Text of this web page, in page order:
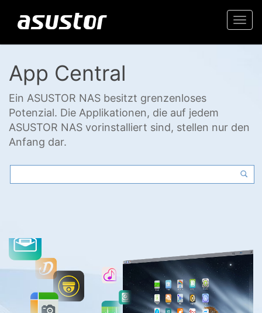
App Central
Ein ASUSTOR NAS besitzt grenzenloses
Potenzial. Die Applikationen, die auf jedem
ASUSTOR NAS vorinstalliert sind, stellen nur den
Anfang dar.